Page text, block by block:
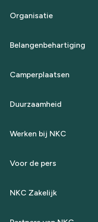
Organisatie
Belangenbehartiging
Camperplaatsen
Duurzaamheid
Werken bij NKC
Voor de pers
NKC Zakelijk